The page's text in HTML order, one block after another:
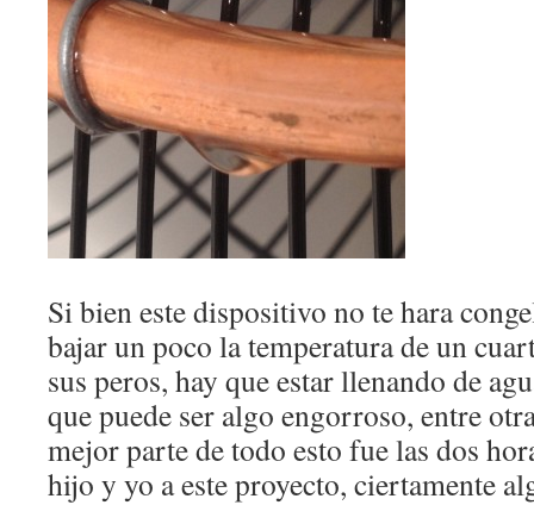
Si bien este dispositivo no te hara
bajar un poco la temperatura de un
sus peros, hay que estar llenando de
que puede ser algo engorroso, entre
mejor parte de todo esto fue las dos
hijo y yo a este proyecto, ciertamente